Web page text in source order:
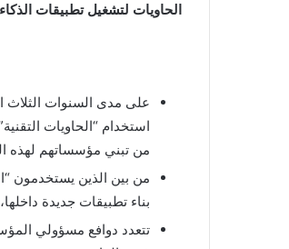
الحاويات لتشغيل تطبيقات
من تبني مؤسساتهم لهذه الحاويات، بينما يرى
بناء تطبيقات جديدة
تتعدد دوافع مسؤولي